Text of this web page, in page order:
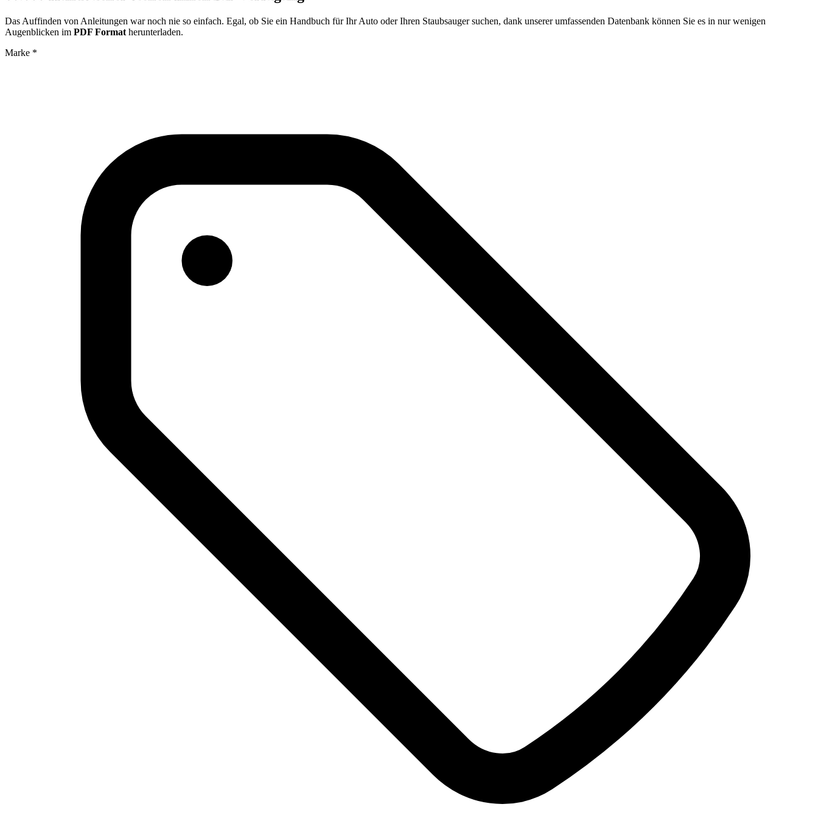
Das Auffinden von Anleitungen war noch nie so einfach. Egal, ob Sie ein Handbuch für Ihr Auto oder Ihren Staubsauger suchen, dank unserer umfassenden Datenbank können Sie es in nur wenigen
Augenblicken im PDF Format herunterladen.
Marke *